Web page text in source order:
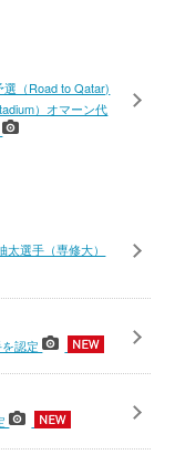
（Road to Qatar)
）オマーン代
選手（専修大）
を認定